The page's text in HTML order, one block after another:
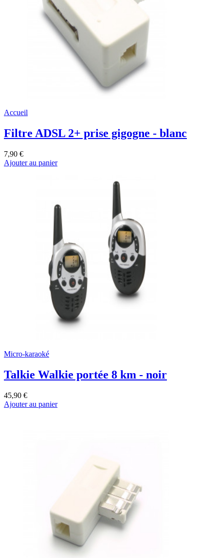
Accueil
Filtre ADSL 2+ prise gigogne - blanc
7,90 €
Ajouter au panier
Micro-karaoké
Talkie Walkie portée 8 km - noir
45,90 €
Ajouter au panier